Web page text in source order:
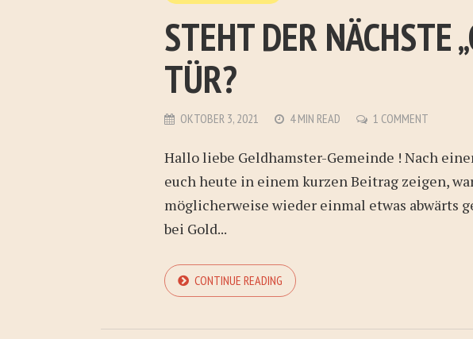
STEHT DER NÄCHSTE
TÜR?
OKTOBER 3, 2021 4 MIN READ 1 COMMENT
Hallo liebe Geldhamster-Gemeinde ! Nach
euch heute in einem kurzen Beitrag zeigen,
möglicherweise wieder einmal etwas abwärts
bei Gold...
CONTINUE READING